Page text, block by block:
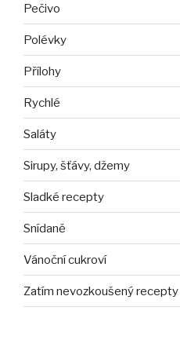
Pečivo
Polévky
Přílohy
Rychlé
Saláty
Sirupy, šťávy, džemy
Sladké recepty
Snídaně
Vánoční cukroví
Zatím nevozkoušený recepty